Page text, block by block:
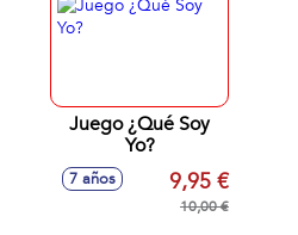
Juego ¿Qué Soy
Yo?
7 años 9,95 €
10,00 €